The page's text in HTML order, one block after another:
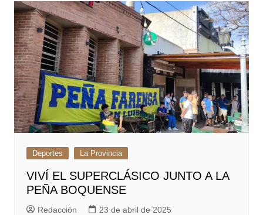
Deportes La Provincia
VIVÍ EL SUPERCLÁSICO JUNTO A LA
PEÑA BOQUENSE
Redacción 23 de abril de 2025